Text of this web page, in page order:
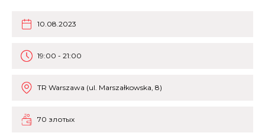
10.08.2023
19:00 - 21:00
TR Warszawa (ul. Marszałkowska, 8)
70 злотых